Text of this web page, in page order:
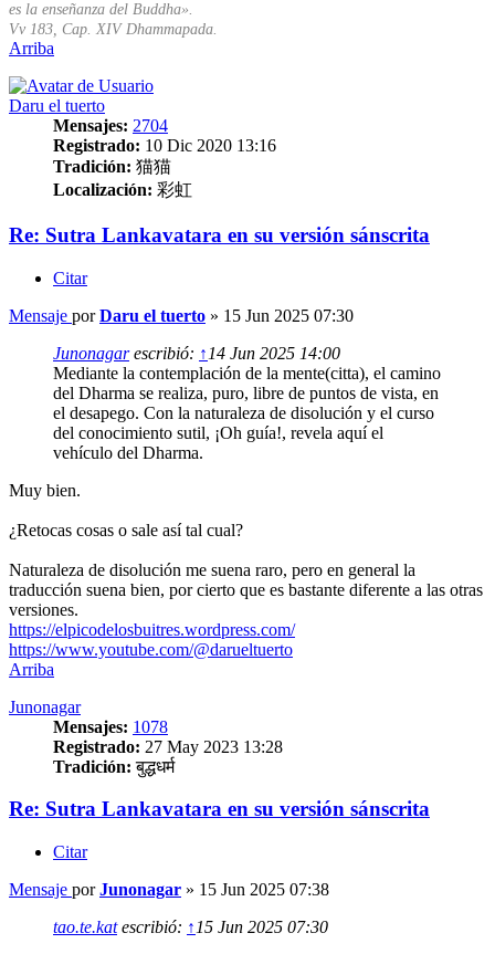
es la enseñanza del Buddha».
Vv 183, Cap. XIV Dhammapada.
Arriba
Daru el tuerto
Mensajes: 2704
Registrado: 10 Dic 2020 13:16
Tradición: 猫猫
Localización: 彩虹
Re: Sutra Lankavatara en su versión sánscrita
Citar
Mensaje porDaru el tuerto » 15 Jun 2025 07:30
Junonagarescribió: ↑ 14 Jun 2025 14:00
Mediante la contemplación de la mente(citta), el camino
del Dharma se realiza, puro, libre de puntos de vista, en
el desapego. Con la naturaleza de disolución y el curso
del conocimiento sutil, ¡Oh guía!, revela aquí el
vehículo del Dharma.
Muy bien.
¿Retocas cosas o sale así tal cual?
Naturaleza de disolución me suena raro, pero en general la
traducción suena bien, por cierto que es bastante diferente a las otras
versiones.
https://elpicodelosbuitres.wordpress.com/
https://www.youtube.com/@darueltuerto
Arriba
Junonagar
Mensajes: 1078
Registrado: 27 May 2023 13:28
Tradición: बुद्धधर्म
Re: Sutra Lankavatara en su versión sánscrita
Citar
Mensaje porJunonagar » 15 Jun 2025 07:38
tao.te.katescribió: ↑ 15 Jun 2025 07:30